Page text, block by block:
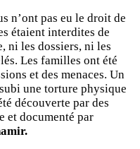
n’ont pas eu le droit de
étaient interdites de
ni les dossiers, ni les
Les familles ont été
et des menaces. Un
une torture physique
découverte par des
et documenté par